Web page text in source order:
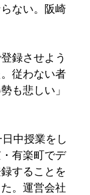
ない。阪崎
録させよう
従わない者
も悲しい」
中授業をし
有楽町でデ
することを
。運営会社